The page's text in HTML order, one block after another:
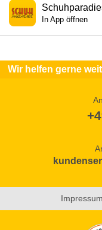
In App öffnen
Wir helfen gerne
Impressum